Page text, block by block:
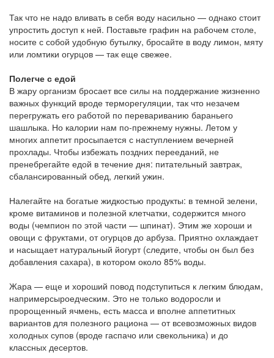
Так что не надо вливать в себя воду насильно — однако стоит
упростить доступ к ней. Поставьте графин на рабочем столе,
носите с собой удобную бутылку, бросайте в воду лимон, мяту
или ломтики огурцов — так еще свежее.
Полегче с едой
В жару организм бросает все силы на поддержание жизненно
важных функций вроде терморегуляции, так что незачем
перегружать его работой по перевариванию бараньего
шашлыка. Но калории нам по-прежнему нужны. Летом у
многих аппетит просыпается с наступлением вечерней
прохлады. Чтобы избежать поздних перееданий, не
пренебрегайте едой в течение дня: питательный завтрак,
сбалансированный обед, легкий ужин.
Налегайте на богатые жидкостью продукты: в темной зелени,
кроме витаминов и полезной клетчатки, содержится много
воды (чемпион по этой части — шпинат). Этим же хороши и
овощи с фруктами, от огурцов до арбуза. Приятно охлаждает
и насыщает натуральный йогурт (следите, чтобы он был без
добавления сахара), в котором около 85% воды.
Жара — еще и хороший повод подступиться к легким блюдам,
напримерсыроедческим. Это не только водоросли и
пророщенный ячмень, есть масса и вполне аппетитных
вариантов для полезного рациона — от всевозможных видов
холодных супов (вроде гаспачо или свекольника) и до
классных десертов.